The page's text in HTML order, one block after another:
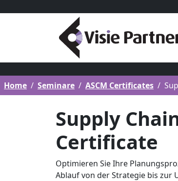
Home Seminare ASCM Certificates
Supply
Certificate
Optimieren Sie Ihre
Ablauf von der Strategie bis zur